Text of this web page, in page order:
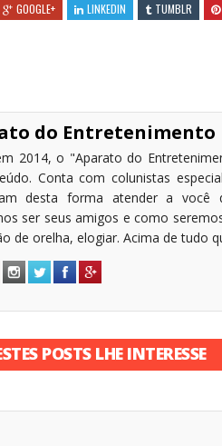
GOOGLE+ LINKEDIN TUMBLR
do Entretenimento
2014, o "Aparato do
Conta com colunistas
desta forma atender a você
ser seus amigos e como
de orelha, elogiar. Acima de tudo
POSTS LHE INTERESSE